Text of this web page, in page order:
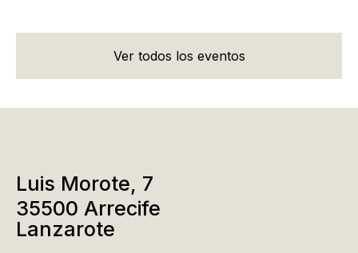
Ver todos los eventos
Luis Morote, 7
35500 Arrecife
Lanzarote